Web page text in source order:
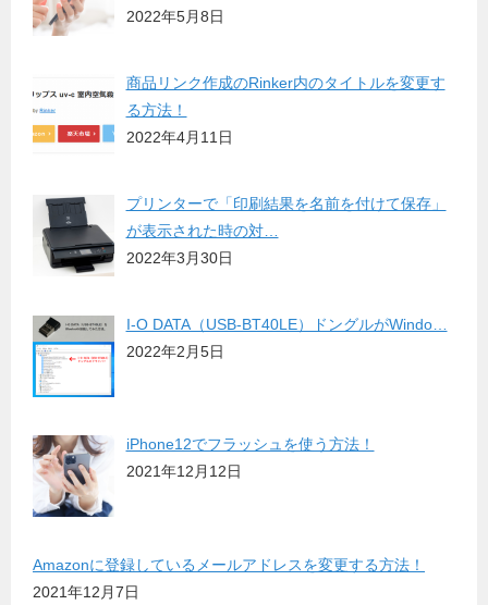
2022年5月8日
商品リンク作成のRinker内のタイトルを変更す
る方法！
2022年4月11日
プリンターで「印刷結果を名前を付けて保存」
が表示された時の対…
2022年3月30日
I-O DATA（USB-BT40LE）ドングルがWindo…
2022年2月5日
iPhone12でフラッシュを使う方法！
2021年12月12日
Amazonに登録しているメールアドレスを変更する方法！
2021年12月7日